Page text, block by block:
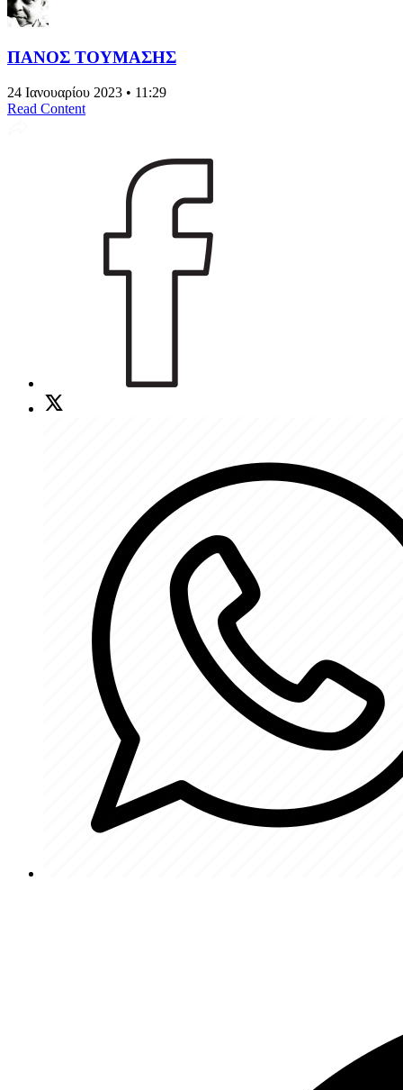
ΠΑΝΟΣ ΤΟΥΜΑΣΗΣ
24 Ιανουαρίου 2023 • 11:29
Read Content